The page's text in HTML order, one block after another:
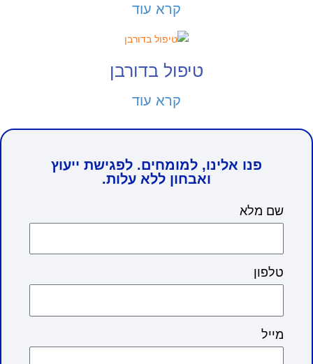
קרא עוד
טיפול בדורבן
קרא עוד
פנו אלינו, למומחים. לפגישת ייעוץ
ואבחון ללא עלות.
שם מלא
טלפון